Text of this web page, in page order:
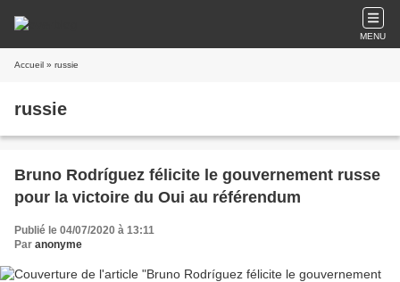
MENU
Accueil » russie
russie
Bruno Rodríguez félicite le gouvernement russe
pour la victoire du Oui au référendum
Publié le 04/07/2020 à 13:11
Par anonyme